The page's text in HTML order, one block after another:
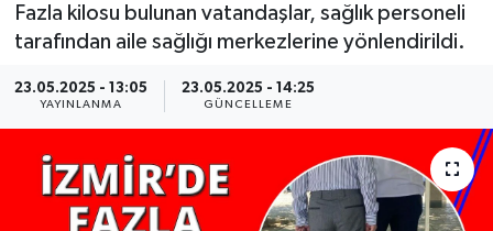
Fazla kilosu bulunan vatandaşlar, sağlık personeli
tarafından aile sağlığı merkezlerine yönlendirildi.
23.05.2025 - 13:05
YAYINLANMA
23.05.2025 - 14:25
GÜNCELLEME
Programlar
SPOR
YAŞAM